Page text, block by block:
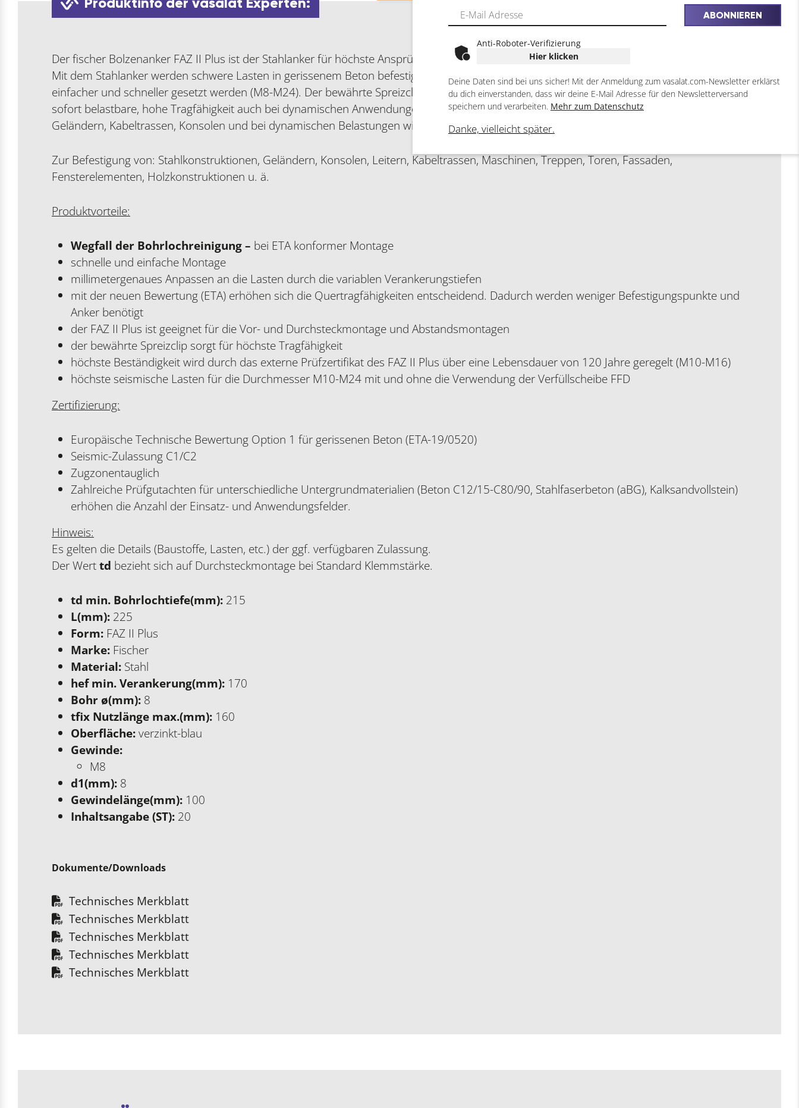
Der fischer Bolzenanker FAZ II Plus ist der Stahlanker für höchste Ansprüche mit hohen Quertragfähigkeiten und breitem Anwendungsfeld.
Mit dem Stahlanker werden schwere Lasten in gerissenem Beton befestigt. Der FAZ II Plus kann durch
Wegfall der Bohrlochreinigung
einfacher und schneller gesetzt werden (M8-M24). Der bewährte Spreizclip leitet die Lasten sicher in den Beton ein und ermöglicht eine
sofort belastbare, hohe Tragfähigkeit auch bei dynamischen Anwendungen. Ideal ist der Stahlanker beispielsweise für die Verankerung von
Geländern, Kabeltrassen, Konsolen und bei dynamischen Belastungen wie Hebebühnen, Förderbändern und Pumpen.
Zur Befestigung von: Stahlkonstruktionen, Geländern, Konsolen, Leitern, Kabeltrassen, Maschinen, Treppen, Toren, Fassaden,
Fensterelementen, Holzkonstruktionen u. ä.
Produktvorteile:
Wegfall der Bohrlochreinigung – bei ETA konformer Montage
schnelle und einfache Montage
millimetergenaues Anpassen an die Lasten durch die variablen Verankerungstiefen
mit der neuen Bewertung (ETA) erhöhen sich die Quertragfähigkeiten entscheidend. Dadurch werden weniger Befestigungspunkte und
Anker benötigt
der FAZ II Plus ist geeignet für die Vor- und Durchsteckmontage und Abstandsmontagen
der bewährte Spreizclip sorgt für höchste Tragfähigkeit
höchste Beständigkeit wird durch das externe Prüfzertifikat des FAZ II Plus über eine Lebensdauer von 120 Jahre geregelt (M10-M16)
höchste seismische Lasten für die Durchmesser M10-M24 mit und ohne die Verwendung der Verfüllscheibe FFD
Zertifizierung:
Europäische Technische Bewertung Option 1 für gerissenen Beton (ETA-19/0520)
Seismic-Zulassung C1/C2
Zugzonentauglich
Zahlreiche Prüfgutachten für unterschiedliche Untergrundmaterialien (Beton C12/15-C80/90, Stahlfaserbeton (aBG), Kalksandvollstein)
erhöhen die Anzahl der Einsatz- und Anwendungsfelder.
Hinweis:
Es gelten die Details (Baustoffe, Lasten, etc.) der ggf. verfügbaren Zulassung.
Der Werttd bezieht sich auf Durchsteckmontage bei Standard Klemmstärke.
td min. Bohrlochtiefe(mm): 215
L(mm): 225
Form: FAZ II Plus
Marke: Fischer
Material: Stahl
hef min. Verankerung(mm): 170
Bohr ø(mm): 8
tfix Nutzlänge max.(mm): 160
Oberfläche:verzinkt-blau
Gewinde:
M8
d1(mm): 8
Gewindelänge(mm): 100
Inhaltsangabe (ST): 20
Dokumente/Downloads
Technisches Merkblatt
Technisches Merkblatt
Technisches Merkblatt
Technisches Merkblatt
Technisches Merkblatt
ABONNIEREN
Anti-Roboter-Verifizierung
Hier klicken
Deine Daten sind bei uns sicher! Mit der Anmeldung zum vasalat.com-Newsletter erklärst
du dich einverstanden, dass wir deine E-Mail Adresse für den Newsletterversand
speichern und verarbeiten. Mehr zum Datenschutz
Danke, vielleicht später.